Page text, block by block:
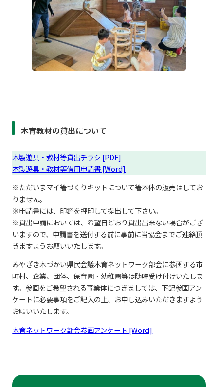
木育教材の貸出について
木製遊具・教材等貸出チラシ [PDF]
木製遊具・教材等借用申請書 [Word]
※ただいまマイ箸づくりキットについて箸本体の販売はしてお
りません。
※申請書には、印鑑を押印して提出して下さい。
※貸出申請においては、希望日どおり貸出出来ない場合がござ
いますので、申請書を送付する前に事前に当協会までご連絡頂
きますようお願いいたします。
みやざき木づかい県民会議木育ネットワーク部会に参画する市
町村、企業、団体、保育園・幼稚園等は随時受け付けいたしま
す。参画をご希望される事業体につきましては、下記参画アン
ケートに必要事項をご記入の上、お申し込みいただきますよう
お願いいたします。
木育ネットワーク部会参画アンケート [Word]